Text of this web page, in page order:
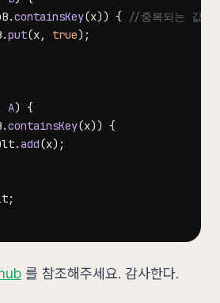
.containsKey(x)) {
//중복되는 값은
.put(x, true) ;
A) {
.containsKey(x)) {
.add(x) ;
;
를 참조해주세요. 감사한다.